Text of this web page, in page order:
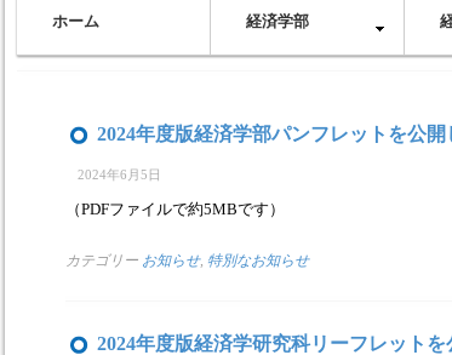
ホーム 経済学部
2024年度版経済学部パンフレットを公開
2024年6月5日
（PDFファイルで約5MBです）
カテゴリー お知らせ, 特別なお知らせ
2024年度版経済学研究科リーフレットを